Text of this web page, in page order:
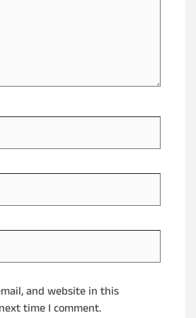
and website in this
time I comment.